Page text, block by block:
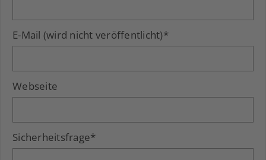
E-Mail (wird nicht veröffentlicht)*
Webseite
Sicherheitsfrage*